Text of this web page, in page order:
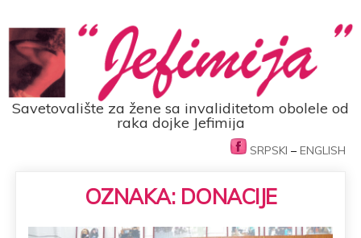
Savetovalište za žene sa invaliditetom obolele od
raka dojke Jefimija
SRPSKI – ENGLISH
OZNAKA: DONACIJE